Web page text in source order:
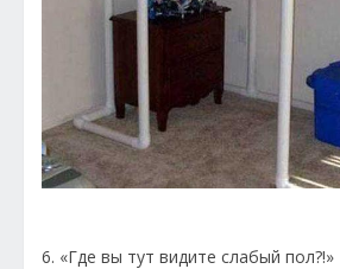
6. «Где вы тут видите слабый пол?!»